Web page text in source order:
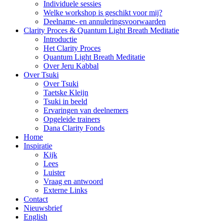
Individuele sessies
Welke workshop is geschikt voor mij?
Deelname- en annuleringsvoorwaarden
Clarity Proces & Quantum Light Breath Meditatie
Introductie
Het Clarity Proces
Quantum Light Breath Meditatie
Over Jeru Kabbal
Over Tsuki
Over Tsuki
Taetske Kleijn
Tsuki in beeld
Ervaringen van deelnemers
Opgeleide trainers
Dana Clarity Fonds
Home
Inspiratie
Kijk
Lees
Luister
Vraag en antwoord
Externe Links
Contact
Nieuwsbrief
English